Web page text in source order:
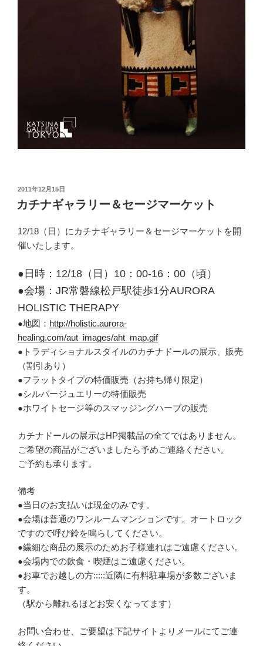
投
稿
日:
2011年12月15日
カチナギャラリー＆セージマーケット
12/18（日）にカチナギャラリー＆セージマーケットを開
催いたします。
●日時：12/18（日）10：00-16：00（頃）
●会場：JR常磐線松戸駅徒歩1分AURORA
HOLISTIC THERAPY
●地図： http://holistic.aurora-
healing.com/aut_images/aht_map.gif
●トラディショナルスタイルのカチナドールの展示、販売
（割引あり）
●フラットタイプの特価販売（お持ち帰り限定）
●シルバージュエリーの特価販売
●ホワイトセージ等のスマッジングハーブの販売
カチナドールの展示はHP掲載品の全てではありません。
ご希望の商品がございましたら予めご連絡ください。
ご予約も承ります。
備考
●当日のお支払いは現金のみです。
●会場は普通のワンルームマンションです。オートロック
ですので呼び鈴を鳴らしてください。
●繊細な商品の展示のためお子様連れはご遠慮ください。
●会場内での飲食・喫煙はご遠慮ください。
●お車でお越しの方:::::近隣に有料駐車場が多数ございま
す。
（駅から離れるほどお安くなってます）
お問い合わせ、ご要望は下記サイトよりメールにてご連